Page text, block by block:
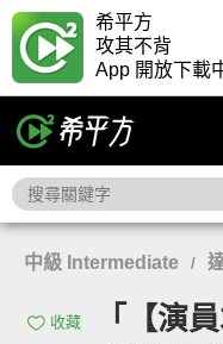
希平方
攻其不背
App 開放下載
中級 Intermediate /
收藏
「【演